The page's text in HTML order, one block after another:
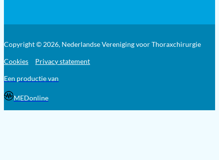
Copyright © 2026, Nederlandse Vereniging voor Thoraxchirurgie
Cookies Privacy statement
Een productie van
MEDonline